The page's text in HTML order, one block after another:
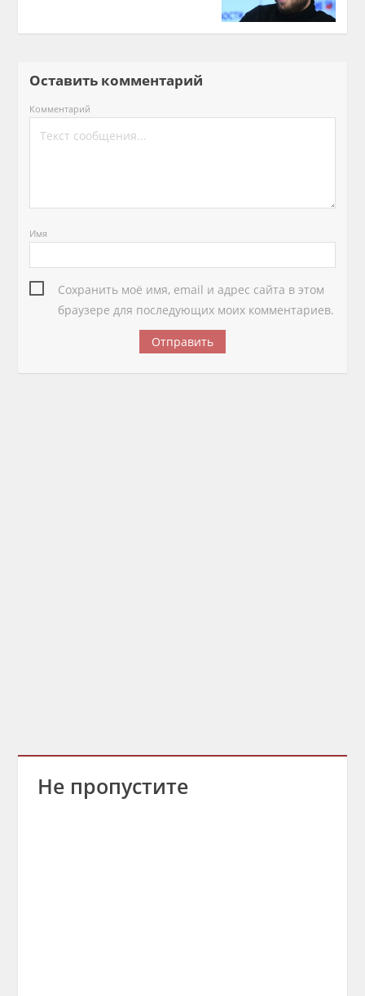
Оставить комментарий
Комментарий
Имя
Сохранить моё имя, email и адрес сайта в этом
браузере для последующих моих комментариев.
Не пропустите